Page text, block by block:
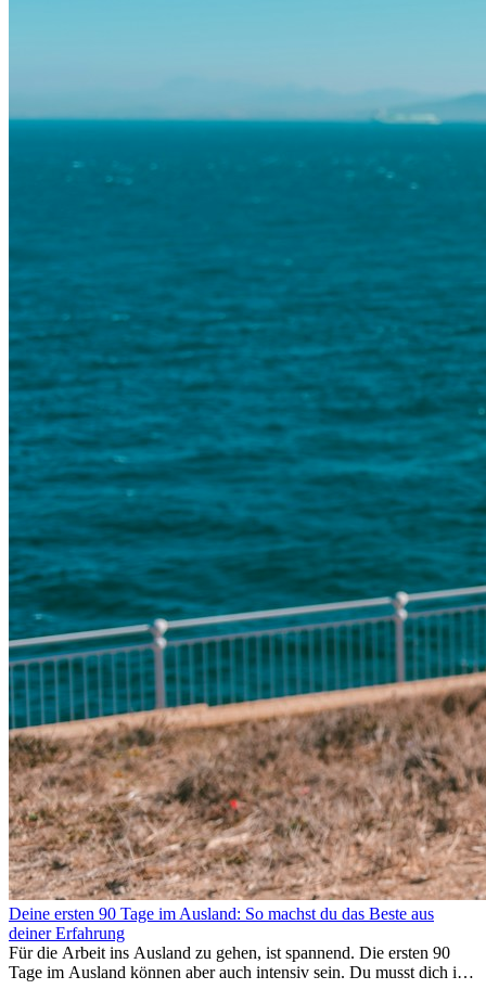
Deine ersten 90 Tage im Ausland: So machst du das Beste aus
deiner Erfahrung
Für die Arbeit ins Ausland zu gehen, ist spannend. Die ersten 90
Tage im Ausland können aber auch intensiv sein. Du musst dich in